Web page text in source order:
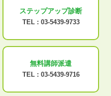
ステップアップ診断
TEL : 03-5439-9733
無料講師派遣
TEL : 03-5439-9716